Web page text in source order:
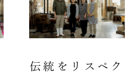
伝統をリスペク